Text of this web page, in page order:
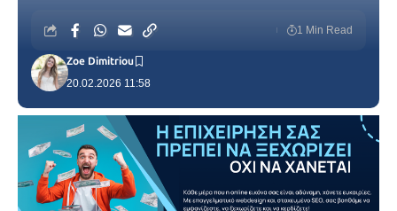
20.02.2026 11:58
Zoe Dimitriou
1 Min Read